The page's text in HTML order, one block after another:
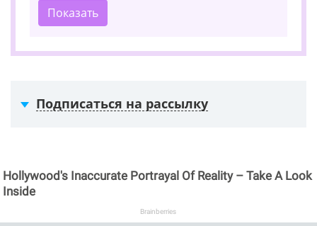
Показать
Подписаться на рассылку
Hollywood's Inaccurate Portrayal Of Reality – Take A Look
Inside
Brainberries